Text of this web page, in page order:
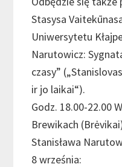
Stasysa
Uniwersytetu
Narutowicz:
czasy”
ir jo laikai“).
Godz. 18.00-22.00
Brewikach
Stanisława
8 września: